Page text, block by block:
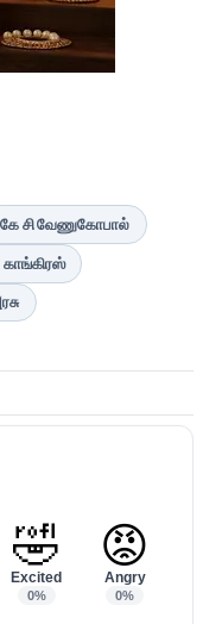
கே சி வேணுகோபால்
🤣
Excited
0%
😡
Angry
0%